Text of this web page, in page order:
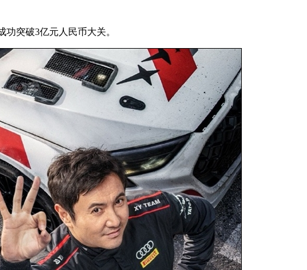
突破3亿元人民币大关。